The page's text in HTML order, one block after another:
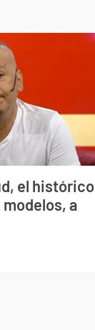
el histórico
a